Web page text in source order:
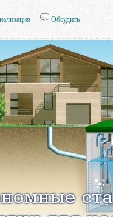
Обсудить